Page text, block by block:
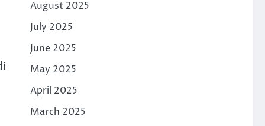
August 2025
July 2025
June 2025
May 2025
April 2025
March 2025